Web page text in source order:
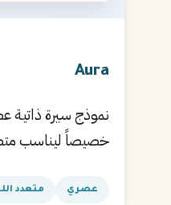
Aura
نموذج سيرة ذاتية
خصيصاً ليناسب
القادمة.
عصري متعدد